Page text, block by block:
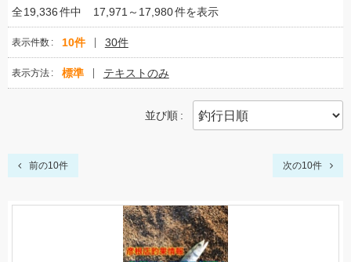
全19,336件中 17,971～17,980件を表示
表示件数 10件 30件
表示方法 標準 テキストのみ
並び順
前の10件 次の10件